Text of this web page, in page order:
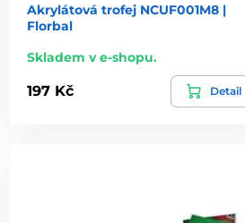
Akrylátová trofej NCUF001M8 |
Florbal
Skladem v e-shopu.
197 Kč Detail